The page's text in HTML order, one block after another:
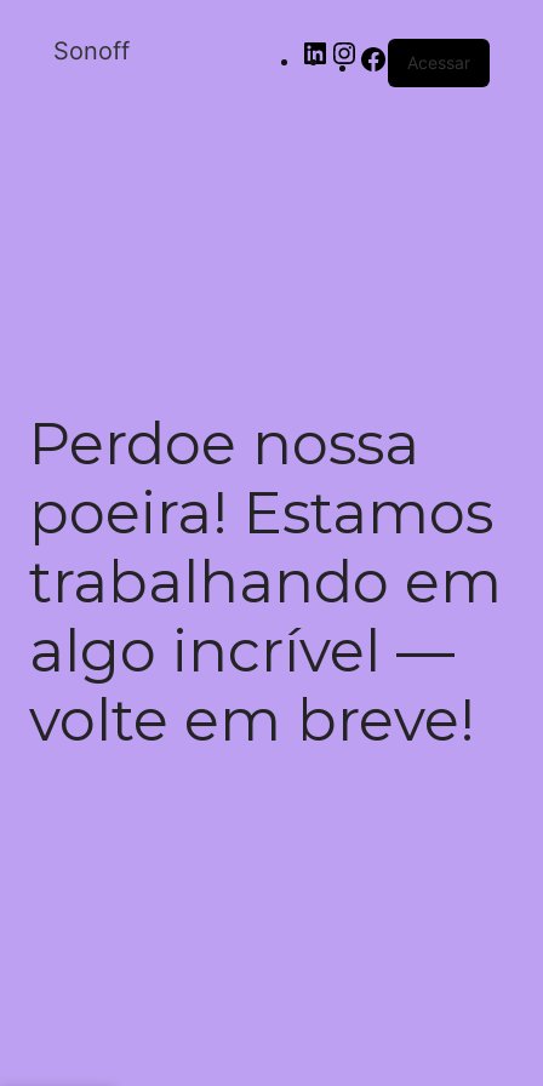
Sonoff Acessar
Perdoe nossa
poeira! Estamos
trabalhando em
algo incrível —
volte em breve!